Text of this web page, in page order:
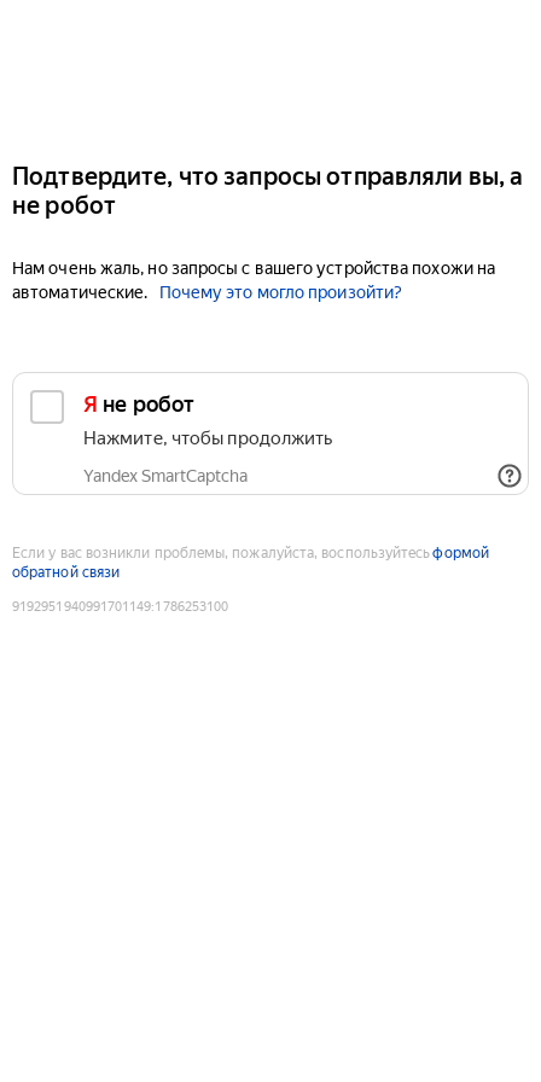
Подтвердите, что запросы отправляли вы, а
не робот
Нам очень жаль, но запросы с вашего устройства похожи на
автоматические.
Почему это могло произойти?
Я не робот
Нажмите, чтобы продолжить
Yandex SmartCaptcha
Если у вас возникли проблемы, пожалуйста, воспользуйтесьформой
обратной связи
9192951940991701149:1786253100